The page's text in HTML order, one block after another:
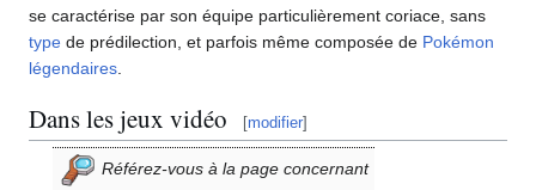
se caractérise par son équipe particulièrement coriace, sans
type de prédilection, et parfois même composée de Pokémon
légendaires
Dans les jeux vidéo [modifier]
Référez-vous à la page concernant